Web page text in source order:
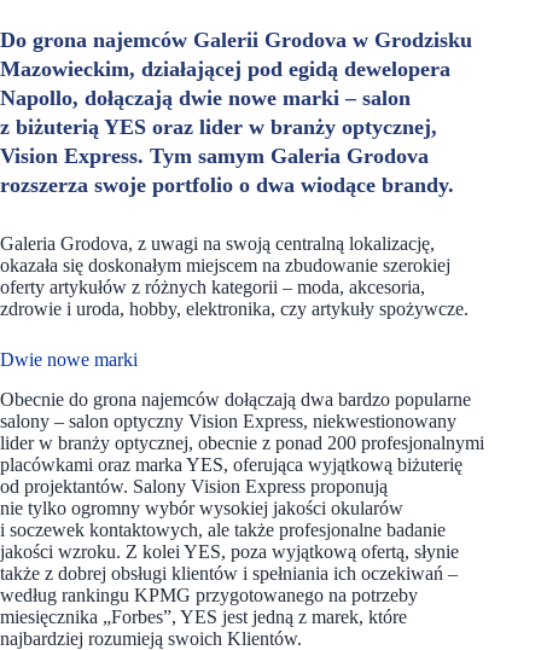
Do grona najemców Galerii Grodova w Grodzisku
Mazowieckim, działającej pod egidą dewelopera
Napollo, dołączają dwie nowe marki – salon
z biżuterią YES oraz lider w branży optycznej,
Vision Express. Tym samym Galeria Grodova
rozszerza swoje portfolio o dwa wiodące brandy.
Galeria Grodova, z uwagi na swoją centralną lokalizację,
okazała się doskonałym miejscem na zbudowanie szerokiej
oferty artykułów z różnych kategorii – moda, akcesoria,
zdrowie i uroda, hobby, elektronika, czy artykuły spożywcze.
Dwie nowe marki
Obecnie do grona najemców dołączają dwa bardzo popularne
salony – salon optyczny Vision Express, niekwestionowany
lider w branży optycznej, obecnie z ponad 200 profesjonalnymi
placówkami oraz marka YES, oferująca wyjątkową biżuterię
od projektantów. Salony Vision Express proponują
nie tylko ogromny wybór wysokiej jakości okularów
i soczewek kontaktowych, ale także profesjonalne badanie
jakości wzroku. Z kolei YES, poza wyjątkową ofertą, słynie
także z dobrej obsługi klientów i spełniania ich oczekiwań –
według rankingu KPMG przygotowanego na potrzeby
miesięcznika „Forbes”, YES jest jedną z marek, które
najbardziej rozumieją swoich Klientów.